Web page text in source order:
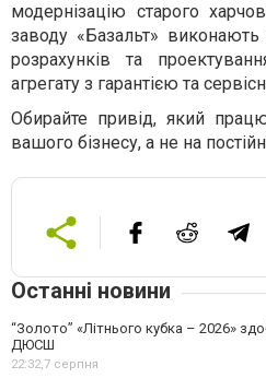
модернізацію старого
заводу «Базальт»
розрахунків та
агрегату з гарантією та
Обирайте привід, який
вашого бізнесу, а не на
Останні новини
“Золото” «Літнього кубка – 2026»
ДЮСШ
22:32,7 серпня